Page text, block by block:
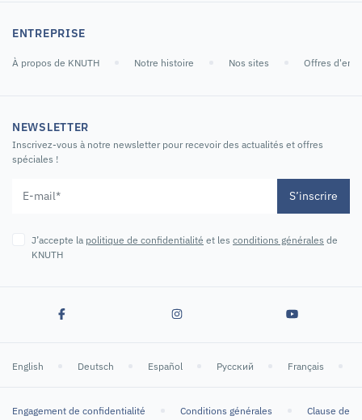
ENTREPRISE
À propos de KNUTH Notre histoire Nos sites Offres
NEWSLETTER
Inscrivez-vous à notre newsletter pour recevoir des actualités et offres
spéciales !
S’inscrire
J’accepte la politique de confidentialité et les conditions générales de
KNUTH
English Deutsch Español Русский Français
Engagement de confidentialité Conditions générales Clause de